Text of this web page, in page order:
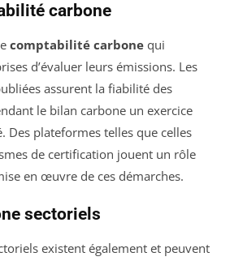
carbone
comptabilité carbone qui
d’évaluer leurs émissions. Les
assurent la fiabilité des
le bilan carbone un exercice
Des plateformes telles que celles
de certification jouent un rôle
en œuvre de ces démarches.
sectoriels
existent également et peuvent